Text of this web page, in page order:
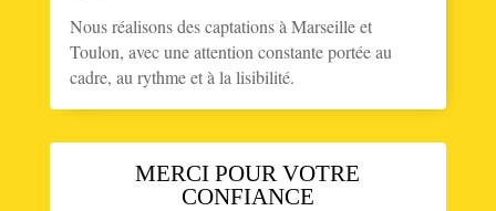
Nous réalisons des captations à Marseille et
Toulon, avec une attention constante portée au
cadre, au rythme et à la lisibilité.
MERCI POUR VOTRE
CONFIANCE